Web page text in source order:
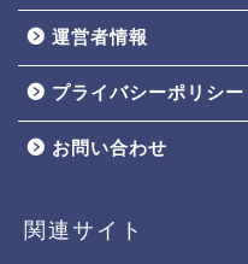
運営者情報
プライバシーポリシー
お問い合わせ
関連サイト